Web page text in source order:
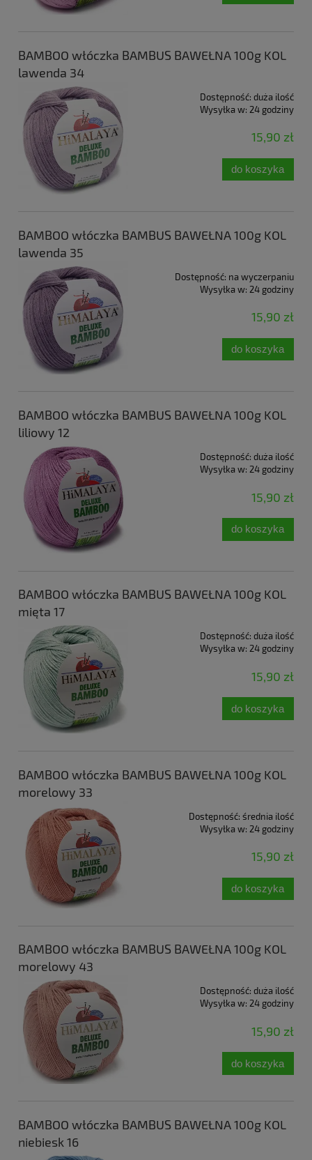
BAMBOO włóczka BAMBUS BAWEŁNA 100g KOL
lawenda 34
Dostępność: duża ilość
Wysyłka w: 24 godziny
15,90 zł
do koszyka
BAMBOO włóczka BAMBUS BAWEŁNA 100g KOL
lawenda 35
Dostępność: na wyczerpaniu
Wysyłka w: 24 godziny
15,90 zł
do koszyka
BAMBOO włóczka BAMBUS BAWEŁNA 100g KOL
liliowy 12
Dostępność: duża ilość
Wysyłka w: 24 godziny
15,90 zł
do koszyka
BAMBOO włóczka BAMBUS BAWEŁNA 100g KOL
mięta 17
Dostępność: duża ilość
Wysyłka w: 24 godziny
15,90 zł
do koszyka
BAMBOO włóczka BAMBUS BAWEŁNA 100g KOL
morelowy 33
Dostępność: średnia ilość
Wysyłka w: 24 godziny
15,90 zł
do koszyka
BAMBOO włóczka BAMBUS BAWEŁNA 100g KOL
morelowy 43
Dostępność: duża ilość
Wysyłka w: 24 godziny
15,90 zł
do koszyka
BAMBOO włóczka BAMBUS BAWEŁNA 100g KOL
niebiesk 16